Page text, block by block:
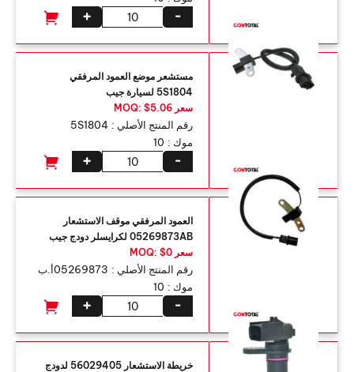
+ -
مستشعر موضع العمود المرفقي
5S1804 لسيارة جيب
سعر MOQ: $5.06
رقم المنتج الأصلي : 5S1804
موك : 10
+ -
العمود المرفقي موقف الاستشعار
05269873AB لكرايسلر دودج جيب
سعر MOQ: $0
رقم المنتج الأصلي : 05269873أ.ب
موك : 10
+ -
خريطة الاستشعار 56029405 لدودج